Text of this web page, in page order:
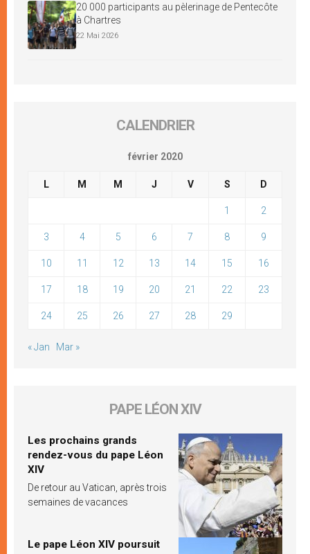
20 000 participants au pèlerinage de Pentecôte
à Chartres
22 Mai 2026
CALENDRIER
février 2020
L M M J V S D
1 2
3 4 5 6 7 8 9
10 11 12 13 14 15 16
17 18 19 20 21 22 23
24 25 26 27 28 29
« Jan Mar »
PAPE LÉON XIV
Les prochains grands
rendez-vous du pape Léon
XIV
De retour au Vatican, après trois
semaines de vacances
Le pape Léon XIV poursuit